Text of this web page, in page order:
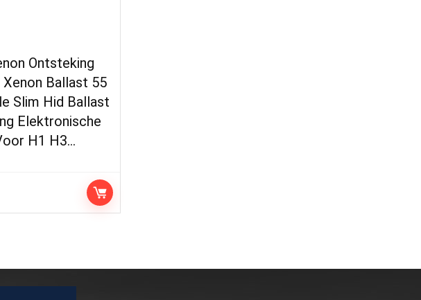
Ontsteking
Xenon Ballast 55
Slim Hid Ballast
Elektronische
H1 H3…